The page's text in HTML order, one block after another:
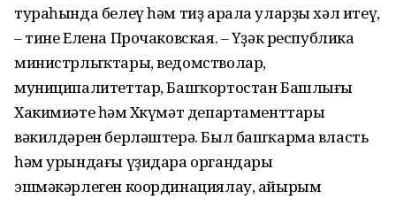
тураһында белеү һәм тиҙ арала уларҙы хәл итеү,
– тине Елена Прочаковская. – Үҙәк республика
министрлыҡтары, ведомстволар,
муниципалитеттар, Башҡортостан Башлығы
Хакимиәте һәм Хөкүмәт департаменттары
вәкилдәрен берләштерә. Был башҡарма власть
һәм урындағы үҙидара органдары
эшмәкәрлеген координациялау, айырым